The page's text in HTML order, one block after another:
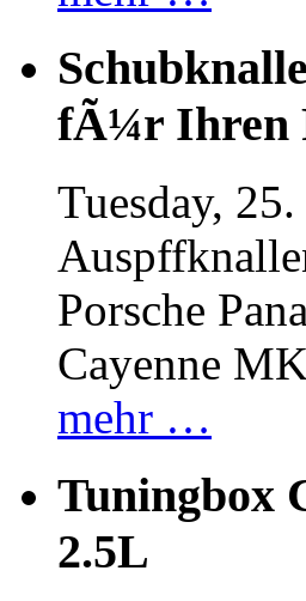
fÃ¼r Ihren
Tuesday,
Porsche
Cayenne
mehr …
Tuningbox
2.5L